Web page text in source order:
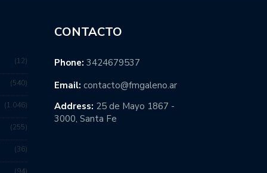
12
540
1.046
255
36
94
CONTACTO
Phone: 3424679537
Email: contacto@fmgaleno.ar
Address: 25 de Mayo 1867 -
3000, Santa Fe